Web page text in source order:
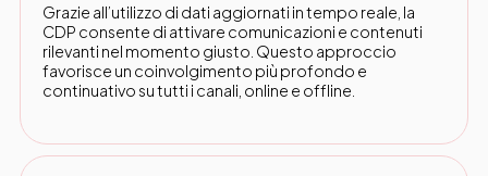
Grazie all’utilizzo di dati aggiornati in tempo reale, la
CDP consente di attivare comunicazioni e contenuti
rilevanti nel momento giusto. Questo approccio
favorisce un coinvolgimento più profondo e
continuativo su tutti i canali, online e offline.